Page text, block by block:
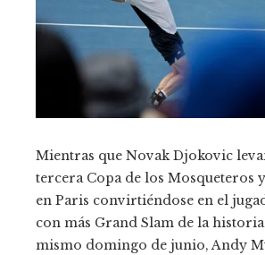
Mientras que Novak Djokovic
tercera Copa de los Mosqueteros
en Paris convirtiéndose en el
con más Grand Slam de la historia
mismo domingo de junio, Andy